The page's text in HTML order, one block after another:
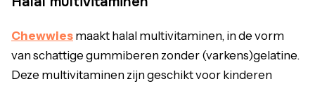
Chewwies maakt halal multivitaminen, in de vorm
van schattige gummiberen zonder (varkens)gelatine.
Deze multivitaminen zijn geschikt voor kinderen